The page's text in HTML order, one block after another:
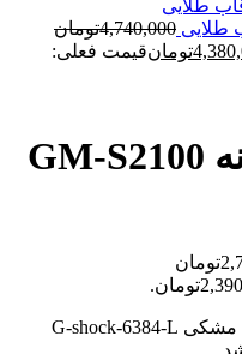
4,740,000تومان
تومانقیمت فعلی:
ساعت جیشاک زنانه GM-S2100
قیمت اصلی: 2,750,000تومان